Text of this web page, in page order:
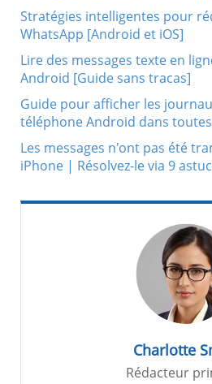
Stratégies intelligentes pour
WhatsApp [Android et iOS]
Lire des messages texte en
Android [Guide sans tracas]
Guide pour afficher les
téléphone Android dans
Les messages n'ont pas été
iPhone | Résolvez-le via 9
Charlotte
Rédacteur